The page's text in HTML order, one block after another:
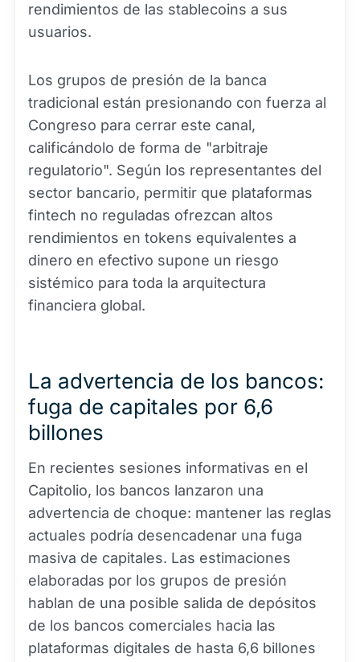
rendimientos de las stablecoins a sus
usuarios.
Los grupos de presión de la banca
tradicional están presionando con fuerza al
Congreso para cerrar este canal,
calificándolo de forma de "arbitraje
regulatorio". Según los representantes del
sector bancario, permitir que plataformas
fintech no reguladas ofrezcan altos
rendimientos en tokens equivalentes a
dinero en efectivo supone un riesgo
sistémico para toda la arquitectura
financiera global.
La advertencia de los bancos:
fuga de capitales por 6,6
billones
En recientes sesiones informativas en el
Capitolio, los bancos lanzaron una
advertencia de choque: mantener las reglas
actuales podría desencadenar una fuga
masiva de capitales. Las estimaciones
elaboradas por los grupos de presión
hablan de una posible salida de depósitos
de los bancos comerciales hacia las
plataformas digitales de hasta 6,6 billones